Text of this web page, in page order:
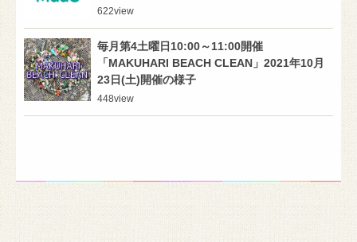
622view
毎月第4土曜日10:00～11:00開催
「MAKUHARI BEACH CLEAN」2021年10月
23日(土)開催の様子
448view